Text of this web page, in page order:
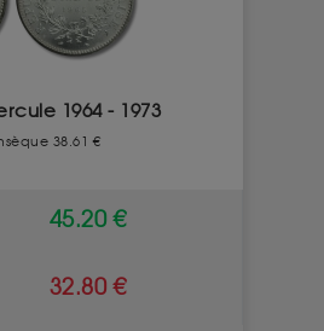
1964 - 1973
38.61 €
45.20 €
32.80 €